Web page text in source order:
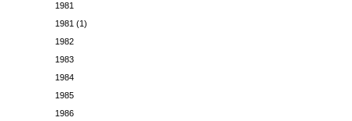
1981
1981 (1)
1982
1983
1984
1985
1986